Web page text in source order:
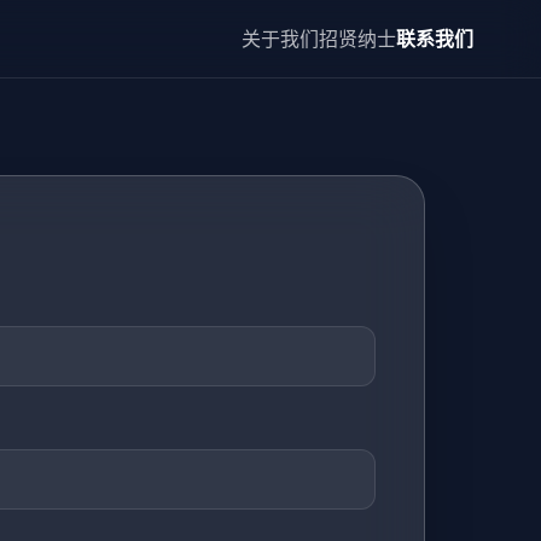
关于我们招贤纳士联系我们